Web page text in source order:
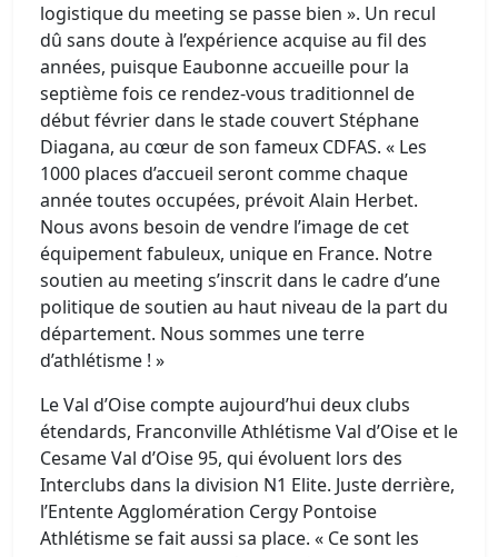
logistique du meeting se passe bien ». Un recul
dû sans doute à l’expérience acquise au fil des
années, puisque Eaubonne accueille pour la
septième fois ce rendez-vous traditionnel de
début février dans le stade couvert Stéphane
Diagana, au cœur de son fameux CDFAS. « Les
1000 places d’accueil seront comme chaque
année toutes occupées, prévoit Alain Herbet.
Nous avons besoin de vendre l’image de cet
équipement fabuleux, unique en France. Notre
soutien au meeting s’inscrit dans le cadre d’une
politique de soutien au haut niveau de la part du
département. Nous sommes une terre
d’athlétisme ! »
Le Val d’Oise compte aujourd’hui deux clubs
étendards, Franconville Athlétisme Val d’Oise et le
Cesame Val d’Oise 95, qui évoluent lors des
Interclubs dans la division N1 Elite. Juste derrière,
l’Entente Agglomération Cergy Pontoise
Athlétisme se fait aussi sa place. « Ce sont les